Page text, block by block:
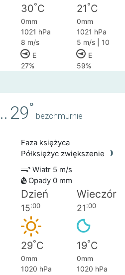
30°C 21°C
0mm
0mm
1021 hPa
1021 hPa
8 m/s
5 m/s | 10
E
E
27% 59%
.. 29°
bezchmurnie
Faza księżyca
Półksiężyc zwiększenie
Wiatr 5 m/s
Opady 0 mm
Dzień Wieczór
15:00 21:00
29°C 19°C
0mm
0mm
1020 hPa
1020 hPa